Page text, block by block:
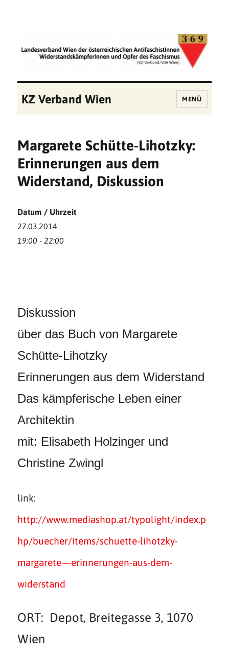
KZ Verband Wien MENÜ
Margarete Schütte-Lihotzky:
Erinnerungen aus dem
Widerstand, Diskussion
Datum / Uhrzeit
27.03.2014
19:00 - 22:00
Diskussion
über das Buch von Margarete
Schütte-Lihotzky
Erinnerungen aus dem Widerstand
Das kämpferische Leben einer
Architektin
mit: Elisabeth Holzinger und
Christine Zwingl
link:
http://www.mediashop.at/typolight/index.p
hp/buecher/items/schuette-lihotzky-
margarete—erinnerungen-aus-dem-
widerstand
ORT: Depot, Breitegasse 3, 1070
Wien